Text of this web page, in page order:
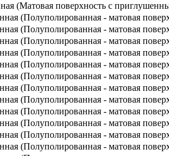
(Матовая поверхность с
(Полуполированная - матовая
(Полуполированная - матовая
(Полуполированная - матовая
(Полуполированная - матовая
(Полуполированная - матовая
(Полуполированная - матовая
(Полуполированная - матовая
(Полуполированная - матовая
(Полуполированная - матовая
(Полуполированная - матовая
(Полуполированная - матовая
(Полуполированная - матовая